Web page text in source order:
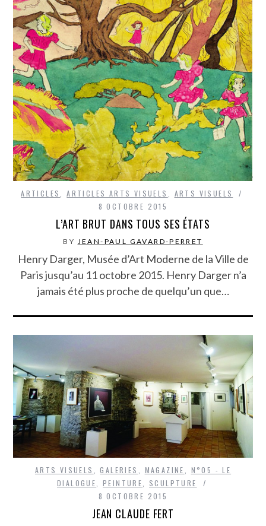
ARTICLES ,ARTICLES ARTS VISUELS
ARTS VISUELS
8 OCTOBRE 2015
L’ART BRUT DANS TOUS SES ÉTATS
BY JEAN-PAUL GAVARD-PERRET
Henry Darger, Musée d’Art Moderne de la Ville de
Paris jusqu’au 11 octobre 2015. Henry Darger n’a
jamais été plus proche de quelqu’un que…
ARTS VISUELS ,GALERIES MAGAZINE
N°05 - LE
DIALOGUE
PEINTURE
SCULPTURE
8 OCTOBRE 2015
JEAN CLAUDE FERT